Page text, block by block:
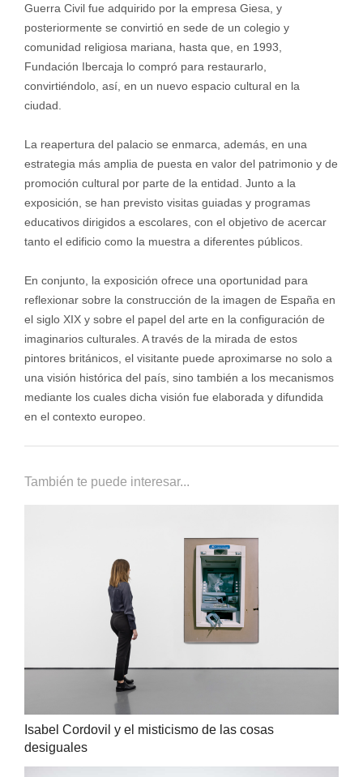
Guerra Civil fue adquirido por la empresa Giesa, y
posteriormente se convirtió en sede de un colegio y
comunidad religiosa mariana, hasta que, en 1993,
Fundación Ibercaja lo compró para restaurarlo,
convirtiéndolo, así, en un nuevo espacio cultural en la
ciudad.
La reapertura del palacio se enmarca, además, en una
estrategia más amplia de puesta en valor del patrimonio y de
promoción cultural por parte de la entidad. Junto a la
exposición, se han previsto visitas guiadas y programas
educativos dirigidos a escolares, con el objetivo de acercar
tanto el edificio como la muestra a diferentes públicos.
En conjunto, la exposición ofrece una oportunidad para
reflexionar sobre la construcción de la imagen de España en
el siglo XIX y sobre el papel del arte en la configuración de
imaginarios culturales. A través de la mirada de estos
pintores británicos, el visitante puede aproximarse no solo a
una visión histórica del país, sino también a los mecanismos
mediante los cuales dicha visión fue elaborada y difundida
en el contexto europeo.
También te puede interesar...
Isabel Cordovil y el misticismo de las cosas
desiguales